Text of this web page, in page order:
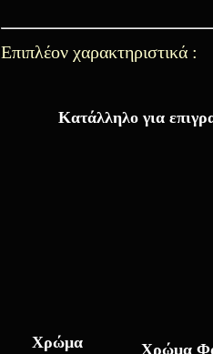
Επιπλέον χαρακτηριστικά :
Κατάλληλο για
Χρώμα Χρώμα